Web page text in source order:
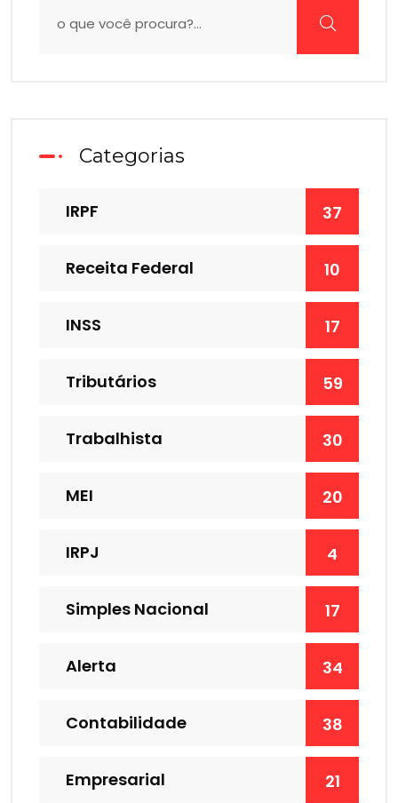
Categorias
IRPF 37
Receita Federal 10
INSS 17
Tributários 59
Trabalhista 30
MEI 20
IRPJ 4
Simples Nacional 17
Alerta 34
Contabilidade 38
Empresarial 21